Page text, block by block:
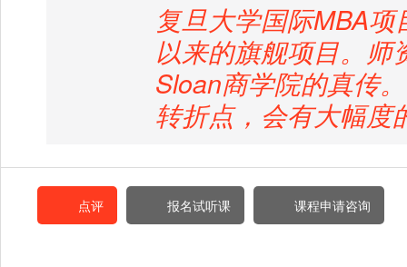
复旦大学国际MBA
以来的旗舰项目。师
Sloan商学院的真传
转折点，会有大幅度
点评 报名试听课 课程申请咨询